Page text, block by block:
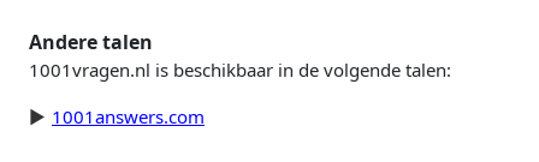
Andere talen
1001vragen.nl is beschikbaar in de volgende talen:
1001answers.com